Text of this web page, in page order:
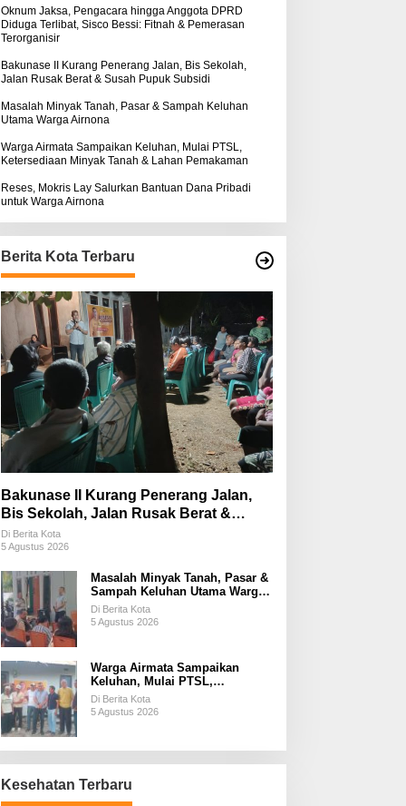
:Oknum Jaksa, Pengacara hingga Anggota DPRD
Diduga Terlibat, Sisco Bessi: Fitnah & Pemerasan
Terorganisir
Bakunase II Kurang Penerang Jalan, Bis Sekolah,
Jalan Rusak Berat & Susah Pupuk Subsidi
Masalah Minyak Tanah, Pasar & Sampah Keluhan
Utama Warga Airnona
Warga Airmata Sampaikan Keluhan, Mulai PTSL,
Ketersediaan Minyak Tanah & Lahan Pemakaman
Reses, Mokris Lay Salurkan Bantuan Dana Pribadi
untuk Warga Airnona
Berita Kota Terbaru
Bakunase II Kurang Penerang Jalan,
Bis Sekolah, Jalan Rusak Berat &
Susah Pupuk Subsidi
Di Berita Kota
5 Agustus 2026
Masalah Minyak Tanah, Pasar &
Sampah Keluhan Utama Warga
Airnona
Di Berita Kota
5 Agustus 2026
Warga Airmata Sampaikan
Keluhan, Mulai PTSL,
Ketersediaan Minyak Tanah &
Lahan Pemakaman
Di Berita Kota
5 Agustus 2026
Kesehatan Terbaru